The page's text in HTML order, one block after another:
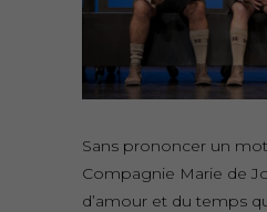
Sans prononcer un
Compagnie Marie de
d’amour et du temps